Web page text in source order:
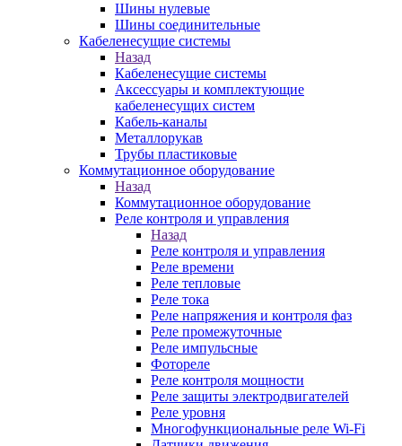
Шины нулевые
Шины соединительные
Кабеленесущие системы
Назад
Кабеленесущие системы
Аксессуары и комплектующие
кабеленесущих систем
Кабель-каналы
Металлорукав
Трубы пластиковые
Коммутационное оборудование
Назад
Коммутационное оборудование
Реле контроля и управления
Назад
Реле контроля и управления
Реле времени
Реле тепловые
Реле тока
Реле напряжения и контроля фаз
Реле промежуточные
Реле импульсные
Фотореле
Реле контроля мощности
Реле защиты электродвигателей
Реле уровня
Многофункциональные реле Wi-Fi